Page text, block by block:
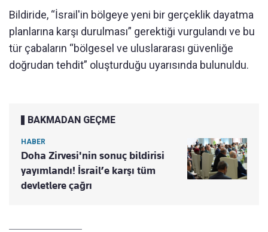
Bildiride, “İsrail'in bölgeye yeni bir gerçeklik dayatma
planlarına karşı durulması” gerektiği vurgulandı ve bu
tür çabaların “bölgesel ve uluslararası güvenliğe
doğrudan tehdit” oluşturduğu uyarısında bulunuldu.
BAKMADAN GEÇME
HABER
Doha Zirvesi'nin sonuç bildirisi
yayımlandı! İsrail’e karşı tüm
devletlere çağrı